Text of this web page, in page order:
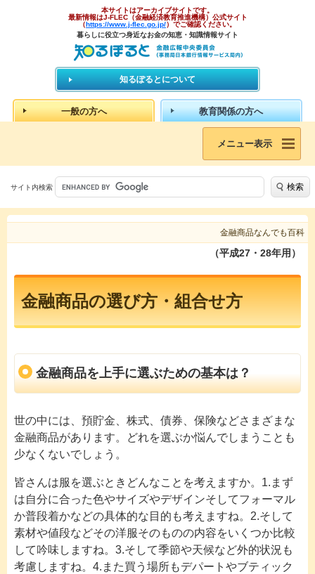
本サイトはアーカイブサイトです。
最新情報はJ-FLEC（金融経済教育推進機構）公式サイト
（https://www.j-flec.go.jp/）でご確認ください。
暮らしに役立つ身近なお金の知恵・知識情報サイト
知るぽるとについて
一般の方へ 教育関係の方へ
メニュー表示
サイト内検索 検索
金融商品なんでも百科
（平成27・28年用）
金融商品の選び方・組合せ方
金融商品を上手に選ぶための基本は？
世の中には、預貯金、株式、債券、保険などさまざまな
金融商品があります。どれを選ぶか悩んでしまうことも
少なくないでしょう。
皆さんは服を選ぶときどんなことを考えますか。1.まず
は自分に合った色やサイズやデザインそしてフォーマル
か普段着かなどの具体的な目的も考えますね。2.そして
素材や値段などその洋服そのものの内容をいくつか比較
して吟味しますね。3.そして季節や天候など外的状況も
考慮しますね。4.また買う場所もデパートやブティック